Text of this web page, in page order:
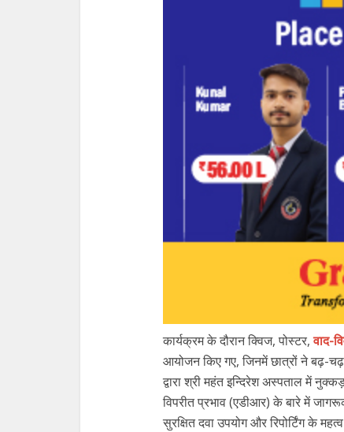
कार्यक्रम के दौरान क्विज, पोस्टर,वाद-
आयोजन किए गए, जिनमें छात्रों ने बढ़-
द्वारा श्री महंत इन्दिरेश अस्पताल में
विपरीत प्रभाव (एडीआर) के बारे में
सुरक्षित दवा उपयोग और रिपोर्टिंग के